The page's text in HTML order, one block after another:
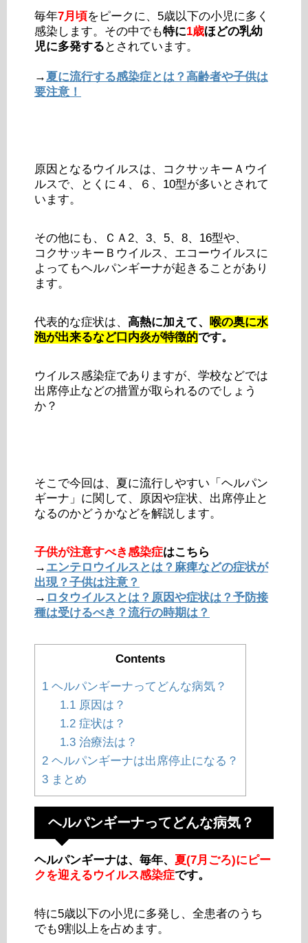
毎年7月頃をピークに、5歳以下の小児に多く
感染します。その中でも特に1歳ほどの乳幼
児に多発する とされています。
→夏に流行する感染症とは？高齢者や子供は
要注意！
原因となるウイルスは、コクサッキーＡウイ
ルスで、とくに４、６、10型が多いとされて
います。
その他にも、ＣＡ2、3、5、8、16型や、
コクサッキーＢウイルス、エコーウイルスに
よってもヘルパンギーナが起きることがあり
ます。
代表的な症状は、 高熱に加えて、
喉の奥に水
泡が出来るなど口内炎が特徴的です。
ウイルス感染症でありますが、学校などでは
出席停止などの措置が取られるのでしょう
か？
そこで今回は、夏に流行しやすい「ヘルパン
ギーナ」に関して、原因や症状、出席停止と
なるのかどうかなどを解説します。
子供が注意すべき感染症はこちら
→ エンテロウイルスとは？麻痺などの症状が
出現？子供は注意？
→ ロタウイルスとは？原因や症状は？予防接
種は受けるべき？流行の時期は？
Contents
1 ヘルパンギーナってどんな病気？
1.1原因は？
1.2症状は？
1.3治療法は？
2 ヘルパンギーナは出席停止になる？
3 まとめ
ヘルパンギーナってどんな病気？
ヘルパンギーナは、毎年、 夏(7月ごろ)にピー
クを迎えるウイルス感染症です。
特に5歳以下の小児に多発し、全患者のうち
でも9割以上を占めます。